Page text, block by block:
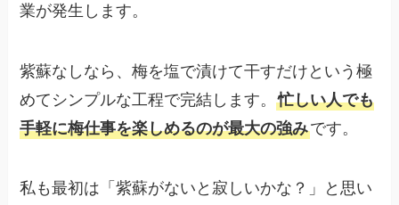
業が発生します。
紫蘇なしなら、梅を塩で漬けて干すだけという極
めてシンプルな工程で完結します。忙しい人でも
手軽に梅仕事を楽しめるのが最大の強みです。
私も最初は「紫蘇がないと寂しいかな？」と思い